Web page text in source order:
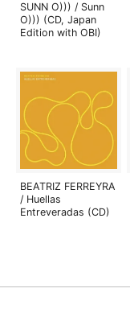
SUNN O))) / Sunn
O))) (CD, Japan
Edition with OBI)
BEATRIZ FERREYRA
/ Huellas
Entreveradas (CD)